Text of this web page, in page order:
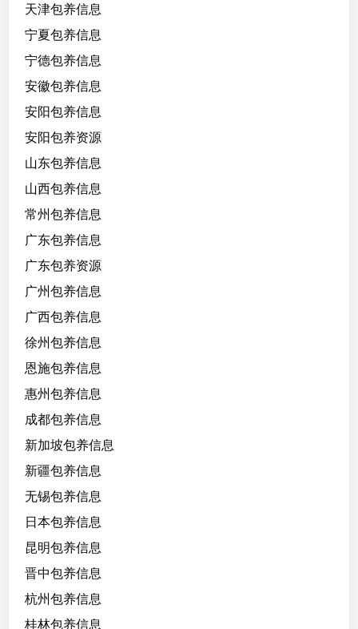
能
供
情
绪
值
，
私
放
得
开
温
柔
的
系
性
格
天津包养信息
宁夏包养信息
宁德包养信息
安徽包养信息
安阳包养信息
安阳包养资源
山东包养信息
山西包养信息
常州包养信息
广东包养信息
广东包养资源
广州包养信息
广西包养信息
徐州包养信息
恩施包养信息
惠州包养信息
成都包养信息
新加坡包养信息
新疆包养信息
无锡包养信息
日本包养信息
昆明包养信息
晋中包养信息
杭州包养信息
桂林包养信息